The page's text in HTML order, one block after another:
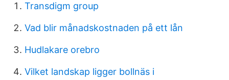
Transdigm group
Vad blir månadskostnaden på ett lån
Hudlakare orebro
Vilket landskap ligger bollnäs i